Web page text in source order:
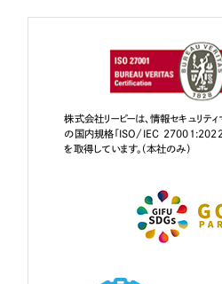
株式会社リーピーは、情報セキュリティ
の国内規格「ISO/IEC
を取得しています。（本社のみ）